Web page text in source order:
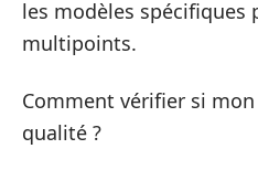
les modèles spécifiques
multipoints.
Comment vérifier si
qualité ?